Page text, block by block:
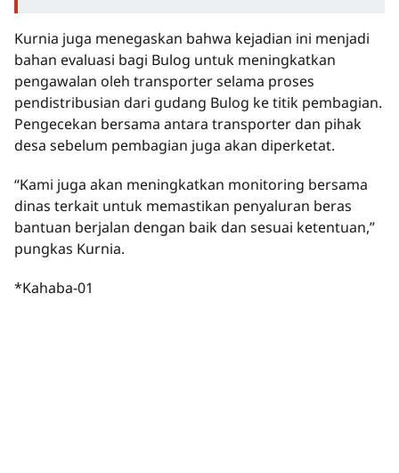
Kurnia juga menegaskan bahwa kejadian ini menjadi
bahan evaluasi bagi Bulog untuk meningkatkan
pengawalan oleh transporter selama proses
pendistribusian dari gudang Bulog ke titik pembagian.
Pengecekan bersama antara transporter dan pihak
desa sebelum pembagian juga akan diperketat.
“Kami juga akan meningkatkan monitoring bersama
dinas terkait untuk memastikan penyaluran beras
bantuan berjalan dengan baik dan sesuai ketentuan,”
pungkas Kurnia.
*Kahaba-01